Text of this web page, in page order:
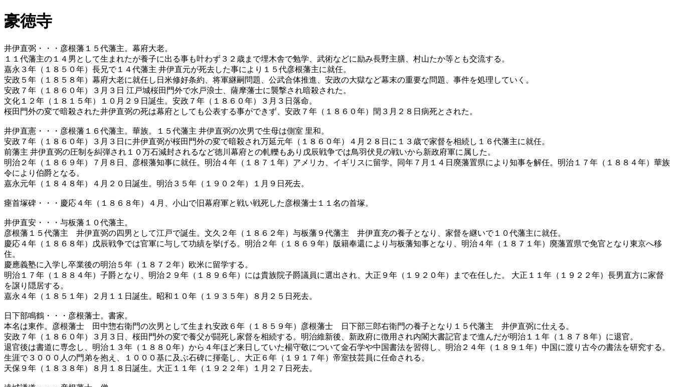
豪徳寺
井伊直弼・・・彦根藩１５代藩主。幕府大老。
１１代藩主の１４男として生まれたが養子に出る事も叶わず３２歳まで埋木舎で勉学、武術などに励み長野主膳、村山たか等とも交流する。
嘉永３年（１８５０年）長兄で１４代藩主 井伊直元が死去した事により１５代彦根藩主に就任。
安政５年（１８５８年）幕府大老に就任し日米修好条約、将軍継嗣問題、公武合体推進、安政の大獄など幕末の重要な問題、事件を処理していく。
安政７年（１８６０年）３月３日 江戸城桜田門外で水戸浪士、薩摩藩士に襲撃され暗殺された。
文化１２年（１８１５年）１０月２９日誕生。安政７年（１８６０年）３月３日落命。
桜田門外の変で暗殺された井伊直弼の死は幕府としても公表する事ができず、安政７年（１８６０年）閏３月２８日病死とされた。
井伊直憲・・・彦根藩１６代藩主。華族。１５代藩主 井伊直弼の次男で生母は側室 里和。
安政７年（１８６０年）３月３日に井伊直弼が桜田門外の変で暗殺され万延元年（１８６０年）４月２８日に１３歳で家督を相続し１６代藩主に就任。
前藩主 井伊直弼の圧制を糾弾され１０万石減封されるなど徳川幕府との軋轢もあり戊辰戦争では鳥羽伏見の戦いから新政府軍に属した。
明治２年（１８６９年）７月８日、彦根藩知事に就任。明治４年（１８７１年）アメリカ、イギリスに留学。同年７月１４日廃藩置県により知事を解任。明治１７年（１８８４年）華族
令により伯爵となる。
嘉永元年（１８４８年）４月２０日誕生。明治３５年（１９０２年）１月９日死去。
瘞首塚碑・・・慶応４年（１８６８年）４月、小山で旧幕府軍と戦い戦死した彦根藩士１１名の首塚。
井伊直安・・・与板藩１０代藩主。
彦根藩１５代藩主 井伊直弼の四男として江戸で誕生。文久２年（１８６２年）与板藩９代藩主 井伊直充の養子となり、家督を継いで１０代藩主に就任。
慶応４年（１８６８年）戊辰戦争では官軍に与して功績を挙げる。明治２年（１８６９年）版籍奉還により与板藩知事となり、明治４年（１８７１年）廃藩置県で免官となり東京へ移
住。
慶應義塾に入学し卒業後の明治５年（１８７２年）欧米に留学する。
明治１７年（１８８４年）子爵となり、明治２９年（１８９６年）には貴族院子爵議員に選出され、大正９年（１９２０年）まで在任した。 大正１１年（１９２２年）長男直方に家督
を譲り隠居する。
嘉永４年（１８５１年）２月１１日誕生。昭和１０年（１９３５年）８月２５日死去。
日下部鳴鶴・・・彦根藩士。書家。
本名は東作。彦根藩士 田中惣右衛門の次男として生まれ安政６年（１８５９年）彦根藩士 日下部三郎右衛門の養子となり１５代藩主 井伊直弼に仕える。
安政７年（１８６０年）３月３日、桜田門外の変で養父が闘死し家督を相続する。明治維新後、新政府に徴用され内閣大書記官まで進んだが明治１１年（１８７８年）に退官。
退官後は書道に専念し、明治１３年（１８８０年）から４年ほど来日していた楊守敬について金石学や中国書法を習得し、明治２４年（１８９１年）中国に渡り古今の書法を研究する。
生涯で３０００人の門弟を抱え、１０００基に及ぶ石碑に揮毫し、大正６年（１９１７年）帝室技芸員に任命される。
天保９年（１８３８年）８月１８日誕生。大正１１年（１９２２年）１月２７日死去。